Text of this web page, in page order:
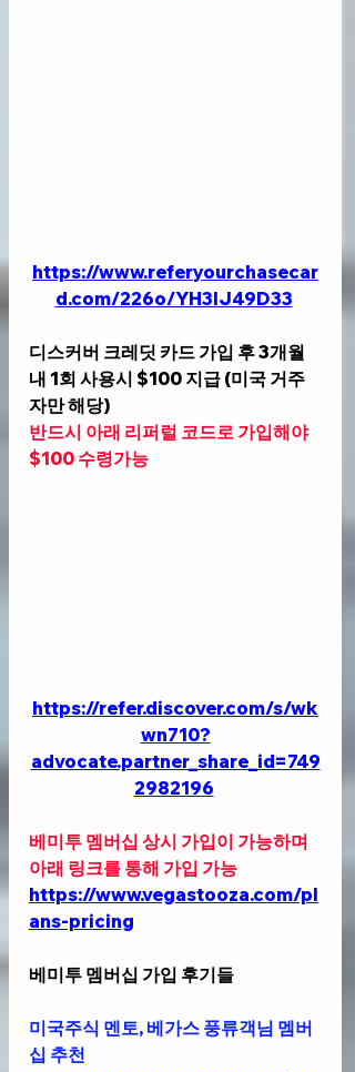
https://www.referyourchasecar
d.com/226o/YH3IJ49D33
디스커버 크레딧 카드 가입 후 3개월
내 1회 사용시 $100 지급 (미국 거주
자만 해당)
반드시 아래 리퍼럴 코드로 가입해야
$100 수령가능
https://refer.discover.com/s/wk
wn710?
advocate.partner_share_id=749
2982196
베미투 멤버십 상시 가입이 가능하며
아래 링크를 통해 가입 가능
https://www.vegastooza.com/pl
ans-pricing
베미투 멤버십 가입 후기들
미국주식 멘토, 베가스 풍류객님 멤버
십 추천